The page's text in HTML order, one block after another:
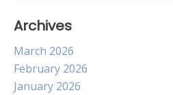
Archives
March 2026
February 2026
January 2026